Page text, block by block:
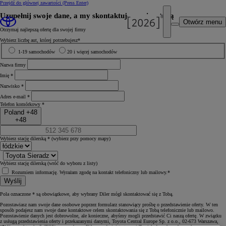
Przejdź do głównej zawartości (Press Enter)
Otwórz menu
Uzupełnij swoje dane, a my skontaktujemy się z tobą
Otrzymaj najlepszą ofertę dla swojej firmy
Wybierz liczbę aut, której potrzebujesz*
1-19 samochodów 20 i więcej samochodów
Nazwa firmy
Imię *
Nazwisko *
Adres e‑mail *
Telefon komórkowy *
Poland +48
+48
Wybierz stację dilerską * (wybierz przy pomocy mapy)
Wybierz stację dilerską (wróć do wyboru z listy)
Rozumiem informację. Wyrażam zgodę na kontakt telefoniczny lub mailowy.*
Wyślij
Pola oznaczone * są obowiązkowe, aby wybrany Diler mógł skontaktować się z Tobą.
Pozostawiasz nam swoje dane osobowe poprzez formularz stanowiący prośbę o przedstawienie oferty. W ten
sposób podajesz nam swoje dane kontaktowe celem skontaktowania się z Tobą telefonicznie lub mailowo.
Pozostawienie danych jest dobrowolne, ale konieczne, abyśmy mogli przedstawić Ci naszą ofertę. W związku
z usługą przedstawienia oferty i przekazanymi danymi, Toyota Central Europe Sp. z o.o., 02-673 Warszawa,